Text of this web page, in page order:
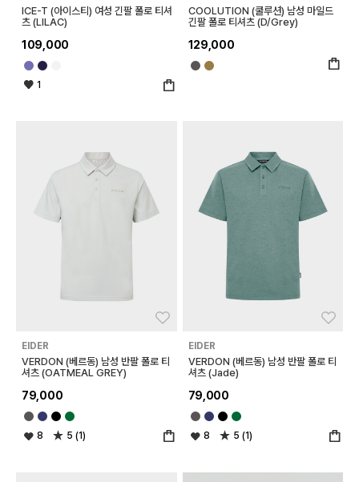
ICE-T (아이스티) 여성 긴팔 폴로 티셔
츠 (LILAC)
109,000
1
COOLUTION (쿨루션) 남성 마일드
긴팔 폴로 티셔츠 (D/Grey)
129,000
EIDER
VERDON (베르동) 남성 반팔 폴로 티
셔츠 (OATMEAL GREY)
79,000
8 5 (1)
EIDER
VERDON (베르동) 남성 반팔 폴로 티
셔츠 (Jade)
79,000
8 5 (1)